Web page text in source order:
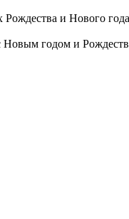
Рождества и Нового
Новым годом и